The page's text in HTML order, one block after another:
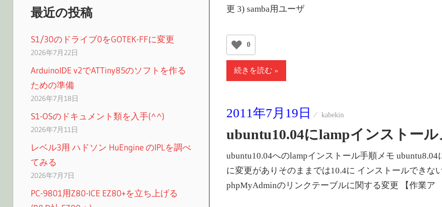
更 3) samba用ユーザ
0
続きを読む
2011年7月19日 kabekin
ubuntu10.04にlampインストール
ubuntu10.04へのlampインストール手順メモ
に変更がありそのままでは10.4に インストールできな
phpMyAdminのリンクテーブルに関する変更 【作業ア
最近の投稿
S1/30のドライブ0をGOTEK-FFに変更
2026年7月22日
ArduinoIDE v2でATTiny85のソフトを作る
ための準備
2026年7月18日
S1-OSのドキュメント類を入手(^^)
2026年7月11日
レベル3用 ハドソン HuEngine のIPLを調べ
てみる
2026年7月7日
PC-9801用Z80-ICE EZ80+を立ち上げる